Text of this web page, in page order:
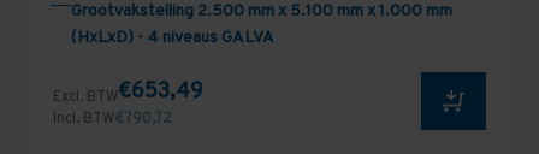
Grootvakstelling 2.500 mm x 5.100 mm x 1.000 mm
(HxLxD) - 4 niveaus GALVA
Excl. BTW€653,49
Incl. BTW€790,72